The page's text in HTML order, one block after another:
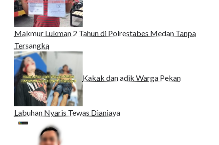
Makmur Lukman 2 Tahun di Polrestabes Medan Tanpa
Tersangka
Kakak dan adik Warga Pekan
Labuhan Nyaris Tewas Dianiaya